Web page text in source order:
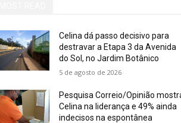
Celina dá passo decisivo para
destravar a Etapa 3 da Avenida
do Sol, no Jardim Botânico
5 de agosto de 2026
Pesquisa Correio/Opinião
Celina na liderança e 49% ainda
indecisos na espontânea